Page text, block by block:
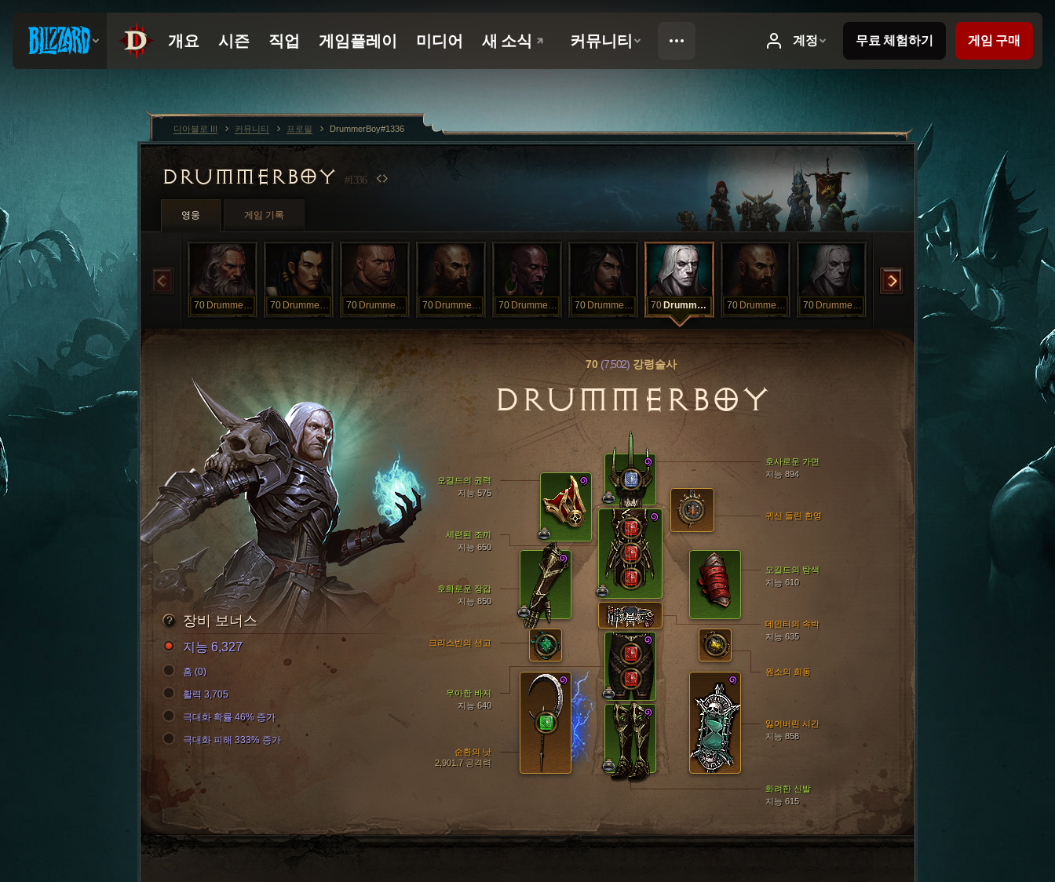
DRUMMERBOY #1336
영웅 게임 기록
70 DrummerBoy 70 DrummerBoy 70 DrummerBoy 70 DrummerBoy 70 DrummerBoy 70 DrummerBoy 70 DrummerBoy 70 DrummerBoy 70 DrummerBoy 70
70(7,502)강령술사
DRUMMERBOY
호사로운 가면
지능 894
세련된 조끼
지능 650
화려한 신발
지능 615
호화로운 장갑
지능 850
오길드의 권력
지능 575
우아한 바지
지능 640
오길드의 탐색
지능 610
순환의 낫
2,901.7 공격력
잃어버린 시간
지능 858
데인티의 속박
지능 635
원소의 회동
크리스빈의 선고
귀신 들린 환영
장비 보너스
지능 6,327
홈 (0)
활력 3,705
극대화 확률 46% 증가
극대화 피해 333% 증가
디아블로 III 커뮤니티 프로필 DrummerBoy#1336